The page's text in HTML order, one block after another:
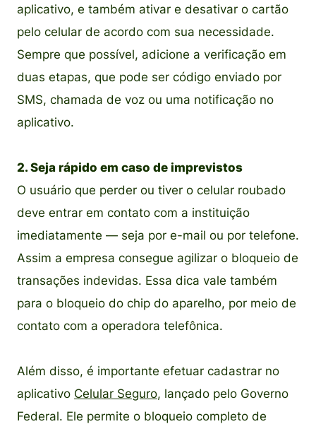
aplicativo, e também ativar e desativar o cartão
pelo celular de acordo com sua necessidade.
Sempre que possível, adicione a verificação em
duas etapas, que pode ser código enviado por
SMS, chamada de voz ou uma notificação no
aplicativo.
2. Seja rápido em caso de imprevistos
O usuário que perder ou tiver o celular roubado
deve entrar em contato com a instituição
imediatamente — seja por e-mail ou por telefone.
Assim a empresa consegue agilizar o bloqueio de
transações indevidas. Essa dica vale também
para o bloqueio do chip do aparelho, por meio de
contato com a operadora telefônica.
Além disso, é importante efetuar cadastrar no
aplicativo Celular Seguro, lançado pelo Governo
Federal. Ele permite o bloqueio completo de